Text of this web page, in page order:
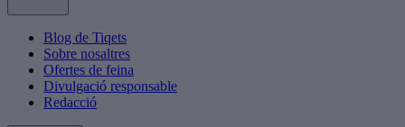
Blog de Tiqets
Sobre nosaltres
Ofertes de feina
Divulgació responsable
Redacció